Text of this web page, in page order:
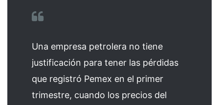
Una empresa petrolera no tiene
justificación para tener las pérdidas
que registró Pemex en el primer
trimestre, cuando los precios del